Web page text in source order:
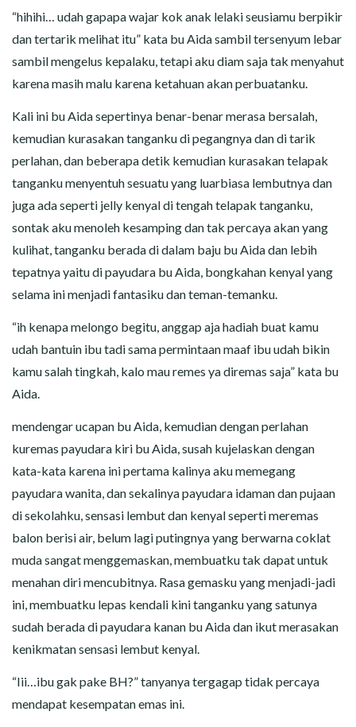
“hihihi… udah gapapa wajar kok anak lelaki seusiamu berpikir
dan tertarik melihat itu” kata bu Aida sambil tersenyum lebar
sambil mengelus kepalaku, tetapi aku diam saja tak menyahut
karena masih malu karena ketahuan akan perbuatanku.
Kali ini bu Aida sepertinya benar-benar merasa bersalah,
kemudian kurasakan tanganku di pegangnya dan di tarik
perlahan, dan beberapa detik kemudian kurasakan telapak
tanganku menyentuh sesuatu yang luarbiasa lembutnya dan
juga ada seperti jelly kenyal di tengah telapak tanganku,
sontak aku menoleh kesamping dan tak percaya akan yang
kulihat, tanganku berada di dalam baju bu Aida dan lebih
tepatnya yaitu di payudara bu Aida, bongkahan kenyal yang
selama ini menjadi fantasiku dan teman-temanku.
“ih kenapa melongo begitu, anggap aja hadiah buat kamu
udah bantuin ibu tadi sama permintaan maaf ibu udah bikin
kamu salah tingkah, kalo mau remes ya diremas saja” kata bu
Aida.
mendengar ucapan bu Aida, kemudian dengan perlahan
kuremas payudara kiri bu Aida, susah kujelaskan dengan
kata-kata karena ini pertama kalinya aku memegang
payudara wanita, dan sekalinya payudara idaman dan pujaan
di sekolahku, sensasi lembut dan kenyal seperti meremas
balon berisi air, belum lagi putingnya yang berwarna coklat
muda sangat menggemaskan, membuatku tak dapat untuk
menahan diri mencubitnya. Rasa gemasku yang menjadi-jadi
ini, membuatku lepas kendali kini tanganku yang satunya
sudah berada di payudara kanan bu Aida dan ikut merasakan
kenikmatan sensasi lembut kenyal.
“Iii…ibu gak pake BH?” tanyanya tergagap tidak percaya
mendapat kesempatan emas ini.